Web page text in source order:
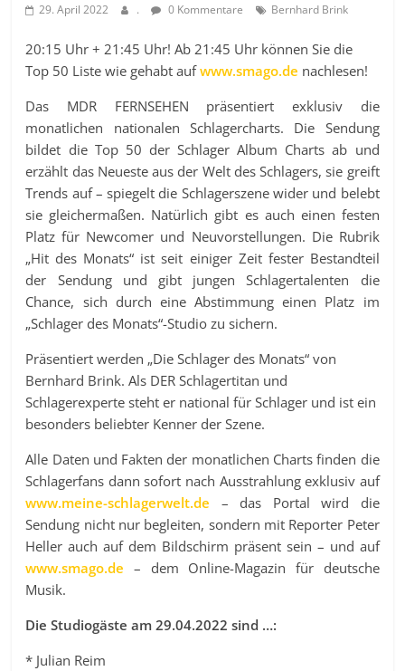
29. April 2022 . 0 Kommentare Bernhard Brink
20:15 Uhr + 21:45 Uhr! Ab 21:45 Uhr können Sie die
Top 50 Liste wie gehabt aufwww.smago.de nachlesen!
Das MDR FERNSEHEN präsentiert exklusiv die
monatlichen nationalen Schlagercharts. Die Sendung
bildet die Top 50 der Schlager Album Charts ab und
erzählt das Neueste aus der Welt des Schlagers, sie greift
Trends auf – spiegelt die Schlagerszene wider und belebt
sie gleichermaßen. Natürlich gibt es auch einen festen
Platz für Newcomer und Neuvorstellungen. Die Rubrik
„Hit des Monats“ ist seit einiger Zeit fester Bestandteil
der Sendung und gibt jungen Schlagertalenten die
Chance, sich durch eine Abstimmung einen Platz im
„Schlager des Monats“-Studio zu sichern.
Präsentiert werden „Die Schlager des Monats“ von
Bernhard Brink. Als DER Schlagertitan und
Schlagerexperte steht er national für Schlager und ist ein
besonders beliebter Kenner der Szene.
Alle Daten und Fakten der monatlichen Charts finden die
Schlagerfans dann sofort nach Ausstrahlung exklusiv auf
www.meine-schlagerwelt.de – das Portal wird die
Sendung nicht nur begleiten, sondern mit Reporter Peter
Heller auch auf dem Bildschirm präsent sein – und auf
www.smago.de – dem Online-Magazin für deutsche
Musik.
Die Studiogäste am 29.04.2022 sind …:
* Julian Reim